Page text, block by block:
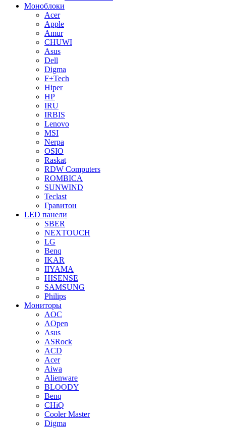
Моноблоки
Acer
Apple
Amur
CHUWI
Asus
Dell
Digma
F+Tech
Hiper
HP
IRU
IRBIS
Lenovo
MSI
Nerpa
OSIO
Raskat
RDW Computers
ROMBICA
SUNWIND
Teclast
Гравитон
LED панели
SBER
NEXTOUCH
LG
Benq
IKAR
IIYAMA
HISENSE
SAMSUNG
Philips
Мониторы
AOC
AOpen
Asus
ASRock
ACD
Acer
Aiwa
Alienware
BLOODY
Benq
CHiQ
Cooler Master
Digma